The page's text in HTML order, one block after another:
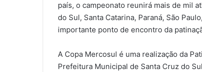
país, o campeonato reunirá mais de mil
do Sul, Santa Catarina, Paraná, São
importante ponto de encontro da
A Copa Mercosul é uma realização da
Prefeitura Municipal de Santa Cruz do